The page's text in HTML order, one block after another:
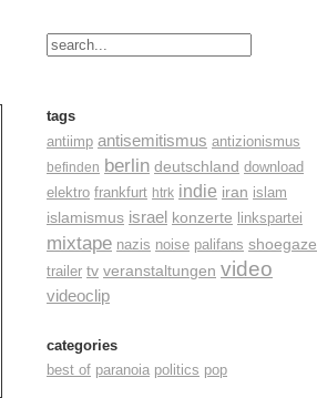
tags
antiimp antisemitismus antizionismus
befinden berlin deutschland download
elektro frankfurt htrk indie iran islam
islamismus israel konzerte linkspartei
mixtape nazis noise palifans shoegaze
trailer tv veranstaltungen video
videoclip
categories
best of paranoia politics pop